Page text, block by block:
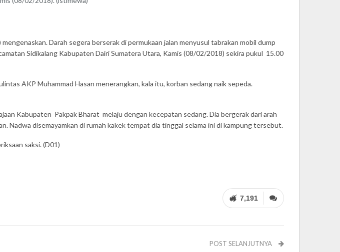
Darah segera berserak di permukaan jalan menyusul tabrakan mobil dump
Sidikalang Kabupaten Dairi Sumatera Utara, Kamis (08/02/2018) sekira pukul 15.00
AKP Muhammad Hasan menerangkan, kala itu, korban sedang naik sepeda.
Kabupaten Pakpak Bharat melaju dengan kecepatan sedang. Dia bergerak dari arah
Nadwa disemayamkan di rumah kakek tempat dia tinggal selama ini di kampung tersebut.
saksi. (D01)
7,191
POST SELANJUTNYA